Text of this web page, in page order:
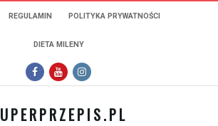
REGULAMIN POLITYKA PRYWATNOŚCI
DIETA MILENY
SUPERPRZEPIS.PL